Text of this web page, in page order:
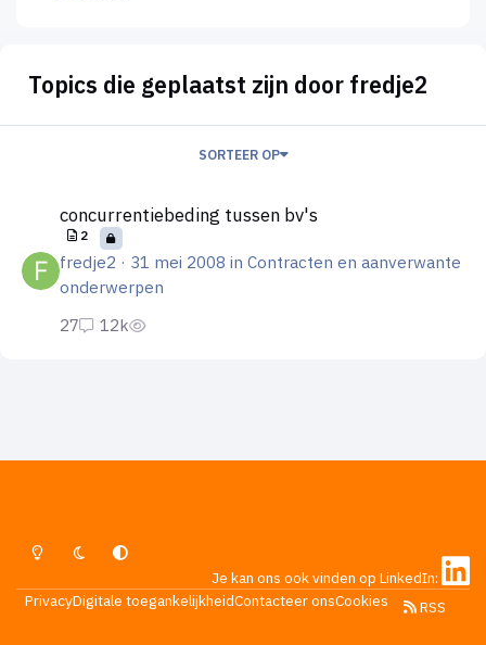
Topics die geplaatst zijn door fredje2
SORTEER OP
concurrentiebeding tussen bv's
2
fredje2 · 31 mei 2008 in Contracten en aanverwante
onderwerpen
Lichte ModusDonkere ModusSysteemvoorkeur
Je kan ons ook vinden op LinkedIn:
PrivacyDigitale toegankelijkheidContacteer onsCookies RSS